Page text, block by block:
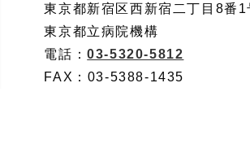
東京都新宿区西新宿二丁目8番1
東京都立病院機構
電話：03-5320-5812
FAX： 03-5388-1435